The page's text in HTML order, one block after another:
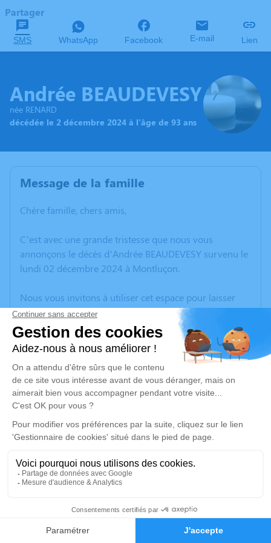
Faire-part Hommages
Partager
SMS WhatsApp Facebook E-mail Lien
Andrée BEAUDEVESY
née RENARD
décédée le 2 décembre 2024 à l'âge de 93 ans
Message de la famille
Chère famille, chers amis,
C’est avec une grande tristesse que nous vous
annonçons le décès d’Andrée BEAUDEVESY survenu le
lundi 02 décembre 2024 à Montluçon.
Nous vous invitons à utiliser cet espace pour laisser
vos condoléances, partager des photos souvenirs, une
anecdote ou exprimer vos pensées à travers des
poèmes ou des textes. Cet endroit est un lieu
d'expression dédié à honorer la mémoire d’Andrée
BEAUDEVESY.
Un service de plantation d’arbre hommage est
disponible ici.
Je rends hommage
Cérémonie religieuse
Église Sainte Marie de Domérat
03410 Domérat